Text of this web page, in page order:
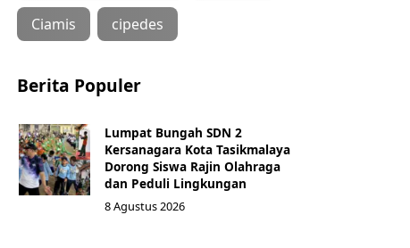
Ciamis cipedes
Berita Populer
Lumpat Bungah SDN 2
Kersanagara Kota Tasikmalaya
Dorong Siswa Rajin Olahraga
dan Peduli Lingkungan
8 Agustus 2026